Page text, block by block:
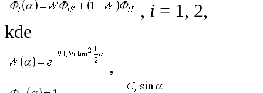
, i = 1, 2,
kde
,